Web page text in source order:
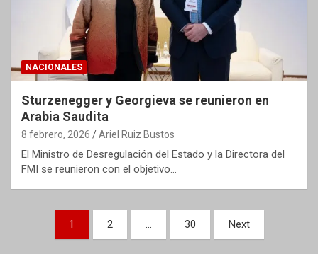
NACIONALES
Sturzenegger y Georgieva se reunieron en
Arabia Saudita
8 febrero, 2026 Ariel Ruiz Bustos
El Ministro de Desregulación del Estado y la Directora del
FMI se reunieron con el objetivo…
Paginación
1 2 30 Next